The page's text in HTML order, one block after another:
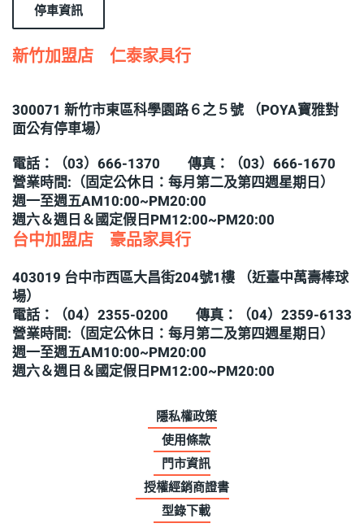
停車資訊
新竹加盟店 仁泰家具行
300071 新竹市東區科學園路６之５號 （POYA寶雅對
面公有停車場）
電話：（03）666-1370 傳真：（03）666-1670
營業時間:（固定公休日：每月第二及第四週星期日）
週一至週五AM10:00~PM20:00
週六＆週日＆國定假日PM12:00~PM20:00
台中加盟店 豪品家具行
403019 台中市西區大昌街204號1樓 （近臺中萬壽棒球
場）
電話：（04）2355-0200 傳真：（04）2359-6133
營業時間:（固定公休日：每月第二及第四週星期日）
週一至週五AM10:00~PM20:00
週六＆週日＆國定假日PM12:00~PM20:00
隱私權政策
使用條款
門市資訊
授權經銷商證書
型錄下載